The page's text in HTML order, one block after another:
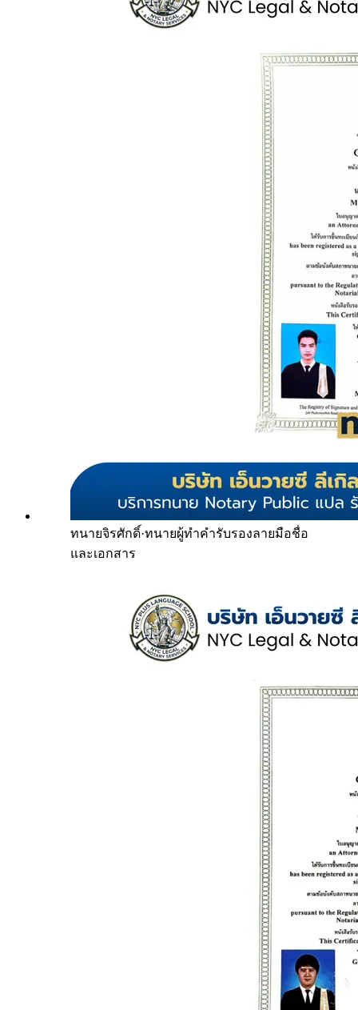
ทนายจิรศักดิ์·ทนายผู้ทำคำรับรองลายมือชื่อ
และเอกสาร